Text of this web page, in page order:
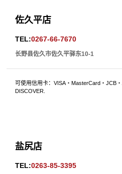
佐久平店
TEL:0267-66-7670
长野县佐久市佐久平驿东10-1
可使用信用卡：VISA・MasterCard・JCB
DISCOVER.
盐尻店
TEL:0263-85-3395